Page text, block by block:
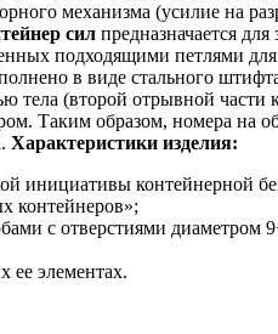
механизма (усилие на
сил предназначается
подходящими петлями
в виде стального
тела (второй отрывной
Таким образом, номера на
Характеристики изделия:
инициативы контейнерной
контейнеров»;
с отверстиями диаметром
ее элементах.